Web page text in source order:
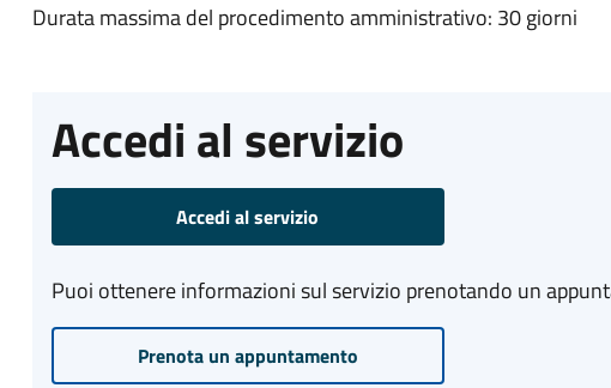
Durata massima del procedimento amministrativo: 30 giorni
Accedi al servizio
Accedi al servizio
Puoi ottenere informazioni sul servizio prenotando un
Prenota un appuntamento